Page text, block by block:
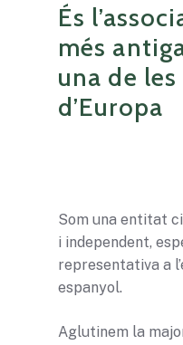
És
més
una de
d’Europa
Som una entitat
i independent,
representativa a
espanyol.
Aglutinem la